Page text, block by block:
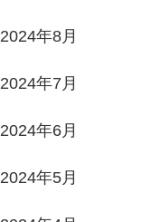
2024年8月
2024年7月
2024年6月
2024年5月